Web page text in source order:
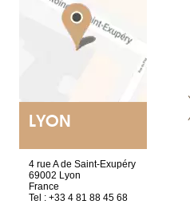
LYON
4 rue A de Saint-Exupéry
69002 Lyon
France
Tel : +33 4 81 88 45 68